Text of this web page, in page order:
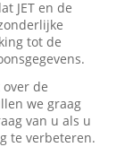
JET en de
tot de
de
we graag
van u als u
te verbeteren.